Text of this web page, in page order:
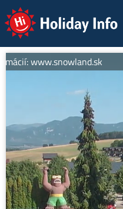
Holiday Info
www.snowland.sk